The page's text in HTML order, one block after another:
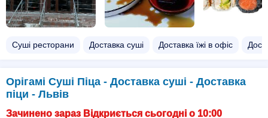
Суші ресторани Доставка суші Доставка їжі в офіс
Орігамі Суші Піца - Доставка суші - Доставка
піци - Львів
Зачинено зараз Відкриється сьогодні о 10:00